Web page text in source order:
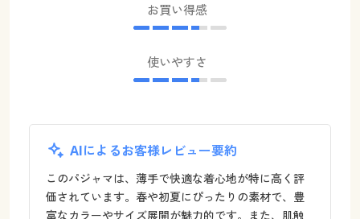
お買い得感
使いやすさ
AIによるお客様レビュー要約
このパジャマは、薄手で快適な着心地が特に高く評
価されています。春や初夏にぴったりの素材で、豊
富なカラーやサイズ展開が魅力的です。また、肌触